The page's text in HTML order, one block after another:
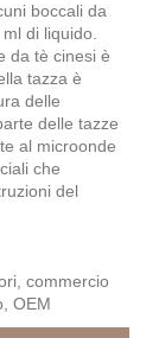
boccali da
di liquido.
da tè cinesi è
tazza è
delle
delle tazze
al microonde
che
del
commercio
OEM